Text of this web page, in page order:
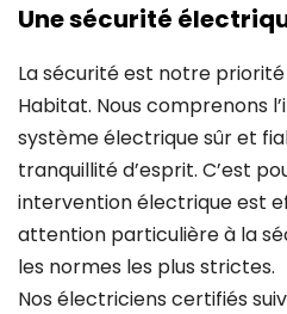
Une sécurité
La sécurité est notre
Habitat. Nous comprenons
système électrique sûr et
tranquillité d’esprit. C’est
intervention électrique est
attention particulière à la
les normes les plus strictes.
Nos électriciens certifiés